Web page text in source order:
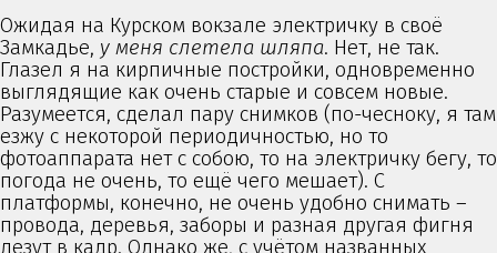
Ожидая на Курском вокзале электричку в своё
Замкадье, у меня слетела шляпа. Нет, не так.
Глазел я на кирпичные постройки, одновременно
выглядящие как очень старые и совсем новые.
Разумеется, сделал пару снимков (по-чесноку, я там
езжу с некоторой периодичностью, но то
фотоаппарата нет с собою, то на электричку бегу, то
погода не очень, то ещё чего мешает). С
платформы, конечно, не очень удобно снимать –
провода, деревья, заборы и разная другая фигня
лезут в кадр. Однако же, с учётом названных